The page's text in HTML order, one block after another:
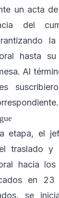
un acta
del
hasta
Al
etapa, el
traslado y
hacia
en
se